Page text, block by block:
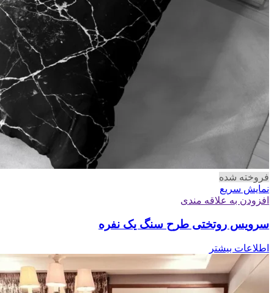
فروخته شده
نمایش سریع
افزودن به علاقه مندی
سرویس روتختی طرح سنگ یک نفره
اطلاعات بیشتر